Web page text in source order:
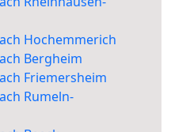
Hochemmerich
Bergheim
Friemersheim
Rumeln-